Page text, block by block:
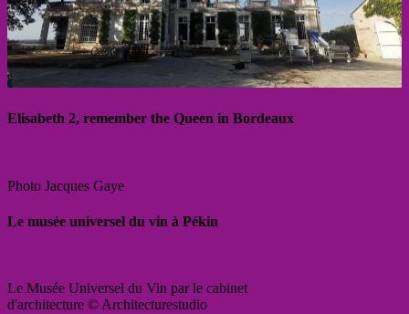
Elisabeth 2, remember the Queen in Bordeaux
Photo Jacques Gaye
Le musée universel du vin à Pékin
Le Musée Universel du Vin par le cabinet
d'architecture © Architecturestudio